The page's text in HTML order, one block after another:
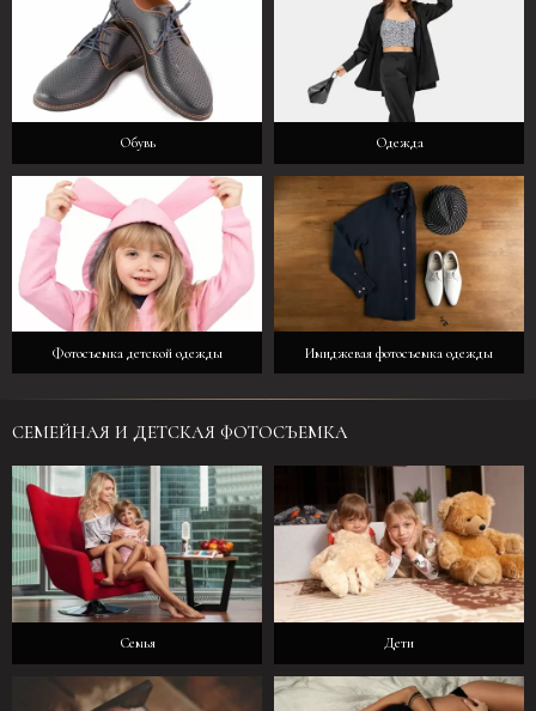
Обувь Одежда
Фотосъемка детской одежды Имиджевая фотосъемка одежды
СЕМЕЙНАЯ И ДЕТСКАЯ ФОТОСЪЕМКА
Семья Дети